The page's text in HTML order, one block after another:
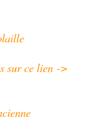
sur ce lien ->